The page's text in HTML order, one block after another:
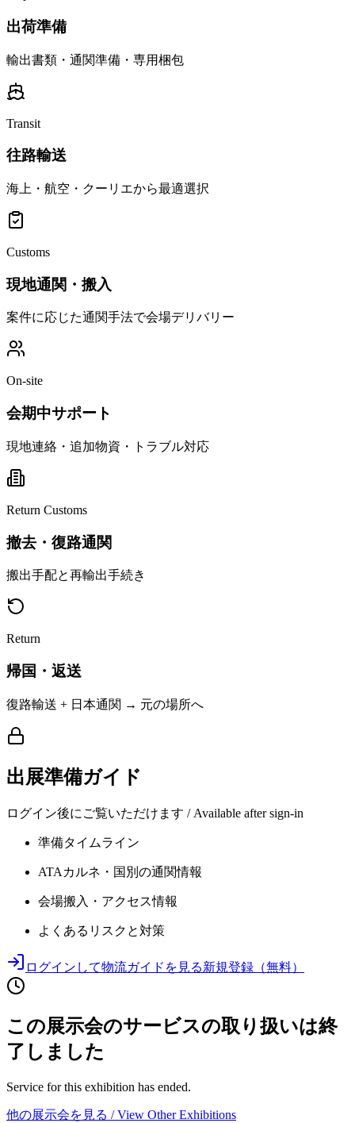
出荷準備
輸出書類・通関準備・専用梱包
Transit
往路輸送
海上・航空・クーリエから最適選択
Customs
現地通関・搬入
案件に応じた通関手法で会場デリバリー
On-site
会期中サポート
現地連絡・追加物資・トラブル対応
Return Customs
撤去・復路通関
搬出手配と再輸出手続き
Return
帰国・返送
復路輸送 + 日本通関 → 元の場所へ
出展準備ガイド
ログイン後にご覧いただけます / Available after sign-in
準備タイムライン
ATAカルネ・国別の通関情報
会場搬入・アクセス情報
よくあるリスクと対策
ログインして物流ガイドを見る新規登録（無料）
この展示会のサービスの取り扱いは終
了しました
Service for this exhibition has ended.
他の展示会を見る / View Other Exhibitions